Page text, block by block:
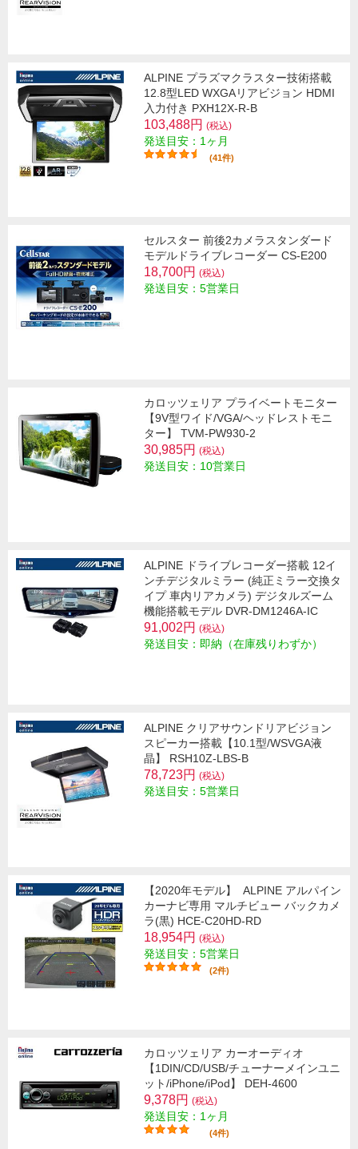
ALPINE プラズマクラスター技術搭載
12.8型LED WXGAリアビジョン HDMI
入力付き PXH12X-R-B
103,488円 (税込)
発送目安：1ヶ月
(41件)
セルスター 前後2カメラスタンダード
モデルドライブレコーダー CS-E200
18,700円 (税込)
発送目安：5営業日
カロッツェリア プライベートモニター
【9V型ワイド/VGA/ヘッドレストモニ
ター】 TVM-PW930-2
30,985円 (税込)
発送目安：10営業日
ALPINE ドライブレコーダー搭載 12イ
ンチデジタルミラー (純正ミラー交換タ
イプ 車内リアカメラ) デジタルズーム
機能搭載モデル DVR-DM1246A-IC
91,002円 (税込)
発送目安：即納（在庫残りわずか）
ALPINE クリアサウンドリアビジョン
スピーカー搭載【10.1型/WSVGA液
晶】 RSH10Z-LBS-B
78,723円 (税込)
発送目安：5営業日
【2020年モデル】
ALPINE アルパイン
カーナビ専用 マルチビュー バックカメ
ラ(黒) HCE-C20HD-RD
18,954円 (税込)
発送目安：5営業日
(2件)
カロッツェリア カーオーディオ
【1DIN/CD/USB/チューナーメインユニ
ット/iPhone/iPod】 DEH-4600
9,378円 (税込)
発送目安：1ヶ月
(4件)